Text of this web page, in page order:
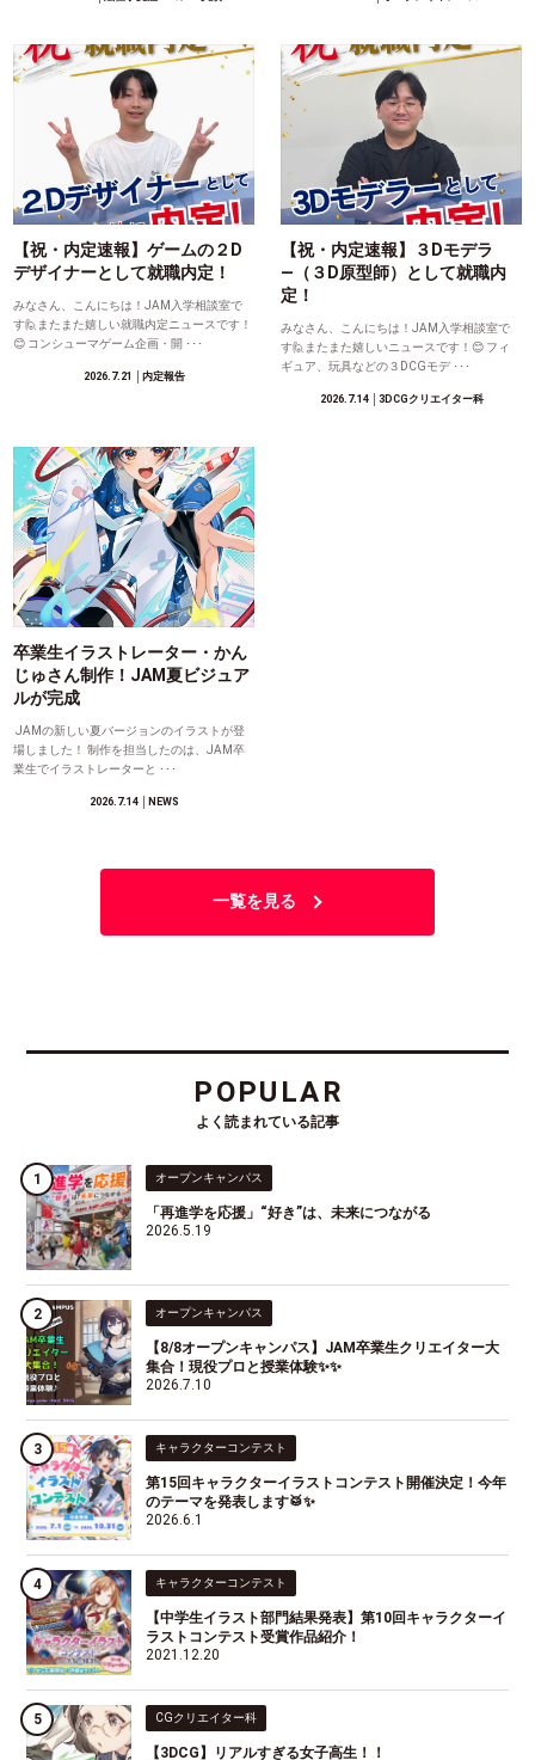
【祝・内定速報】ゲームの２D
デザイナーとして就職内定！
みなさん、こんにちは！JAM入学相談室で
す🙋またまた嬉しい就職内定ニュースです！
😊 コンシューマゲーム企画・開 ･･･
2026.7.21 │内定報告
【祝・内定速報】３Dモデラ
―（３D原型師）として就職内
定！
みなさん、こんにちは！JAM入学相談室で
す🙋またまた嬉しいニュースです！😊 フィ
ギュア、玩具などの３DCGモデ ･･･
2026.7.14│3DCGクリエイター科
卒業生イラストレーター・かん
じゅさん制作！JAM夏ビジュア
ルが完成
JAMの新しい夏バージョンのイラストが登
場しました！ 制作を担当したのは、JAM卒
業生でイラストレーターと ･･･
2026.7.14│NEWS
一覧を見る
POPULAR
よく読まれている記事
オープンキャンパス
「再進学を応援」“好き”は、未来につながる
2026.5.19
オープンキャンパス
【8/8オープンキャンパス】JAM卒業生クリエイター大
集合！現役プロと授業体験✨✨
2026.7.10
キャラクターコンテスト
第15回キャラクターイラストコンテスト開催決定！今年
のテーマを発表します🥁✨
2026.6.1
キャラクターコンテスト
【中学生イラスト部門結果発表】第10回キャラクターイ
ラストコンテスト受賞作品紹介！
2021.12.20
CGクリエイター科
【3DCG】リアルすぎる女子高生！！